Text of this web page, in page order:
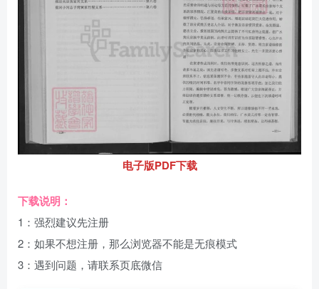
电子版PDF下载
下载说明：
1：强烈建议先注册
2：如果不想注册，那么浏览器不能是无痕模式
3：遇到问题，请联系页底微信